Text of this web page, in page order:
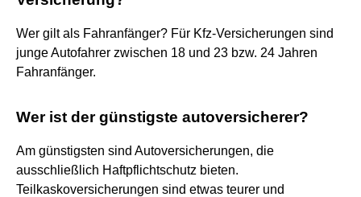
Wer gilt als Fahranfänger? Für Kfz-Versicherungen sind
junge Autofahrer zwischen 18 und 23 bzw. 24 Jahren
Fahranfänger.
Wer ist der günstigste autoversicherer?
Am günstigsten sind Autoversicherungen, die
ausschließlich Haftpflichtschutz bieten.
Teilkaskoversicherungen sind etwas teurer und